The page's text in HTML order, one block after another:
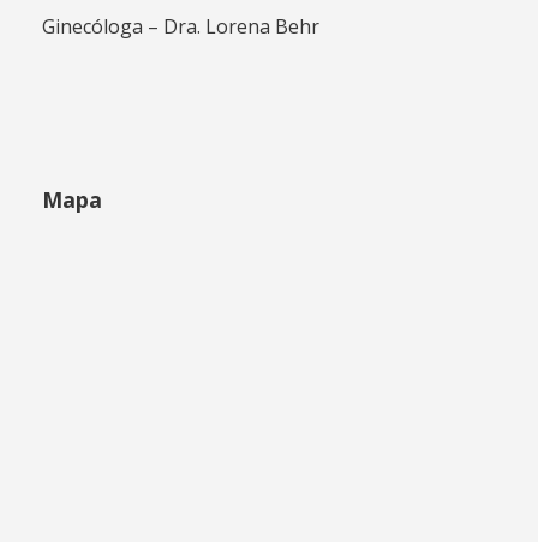
Ginecóloga – Dra. Lorena Behr
Mapa